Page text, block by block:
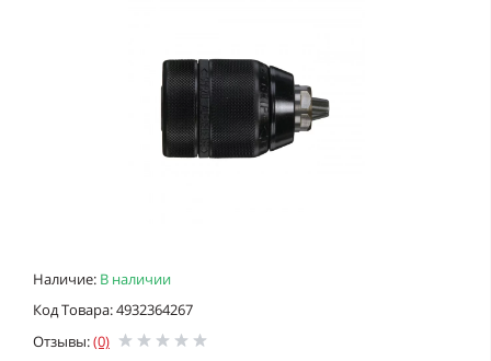
Наличие: В наличии
Код Товара: 4932364267
Отзывы:(0)